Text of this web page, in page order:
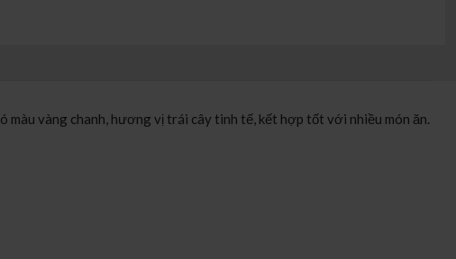
vàng chanh, hương vị trái cây tinh tế, kết hợp tốt với nhiều món ăn.